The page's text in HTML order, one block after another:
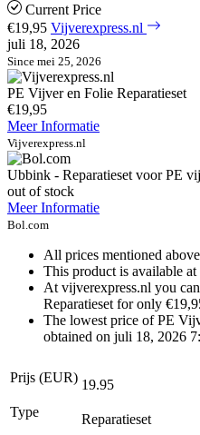
Current Price
€19,95 Vijverexpress.nl
juli 18, 2026
Since mei 25, 2026
PE Vijver en Folie Reparatieset
€19,95
Meer Informatie
Vijverexpress.nl
Ubbink - Reparatieset voor PE
out of stock
Meer Informatie
Bol.com
All prices mentioned
This product is available
At vijverexpress.nl you
Reparatieset for only
The lowest price of PE
obtained on juli 18, 2026
Prijs (EUR) 19.95
Type
Reparatieset